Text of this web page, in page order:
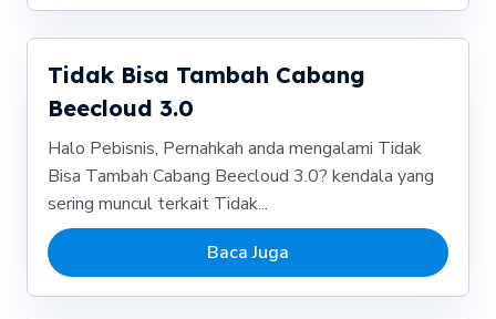
Tidak Bisa Tambah Cabang
Beecloud 3.0
Halo Pebisnis, Pernahkah anda mengalami Tidak
Bisa Tambah Cabang Beecloud 3.0? kendala yang
sering muncul terkait Tidak...
Baca Juga